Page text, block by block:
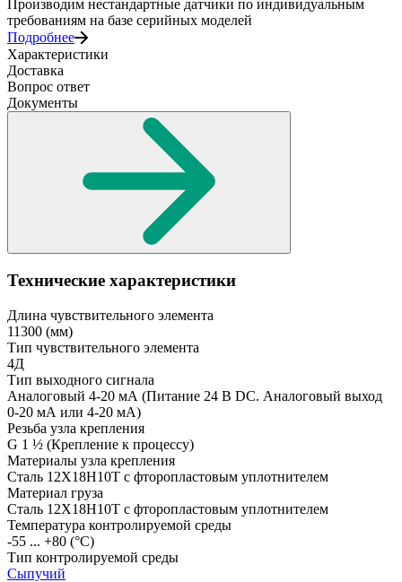
Производим нестандартные датчики по индивидуальным
требованиям на базе серийных моделей
Подробнее
Характеристики
Доставка
Вопрос ответ
Документы
Технические характеристики
Длина чувствительного элемента
11300 (мм)
Тип чувствительного элемента
4Д
Тип выходного сигнала
Аналоговый 4-20 мА (Питание 24 В DC. Аналоговый выход
0-20 мА или 4-20 мА)
Резьба узла крепления
G 1 ½ (Крепление к процессу)
Материалы узла крепления
Сталь 12Х18Н10Т с фторопластовым уплотнителем
Материал груза
Сталь 12Х18Н10Т с фторопластовым уплотнителем
Температура контролируемой среды
-55 ... +80 (°С)
Тип контролируемой среды
Сыпучий